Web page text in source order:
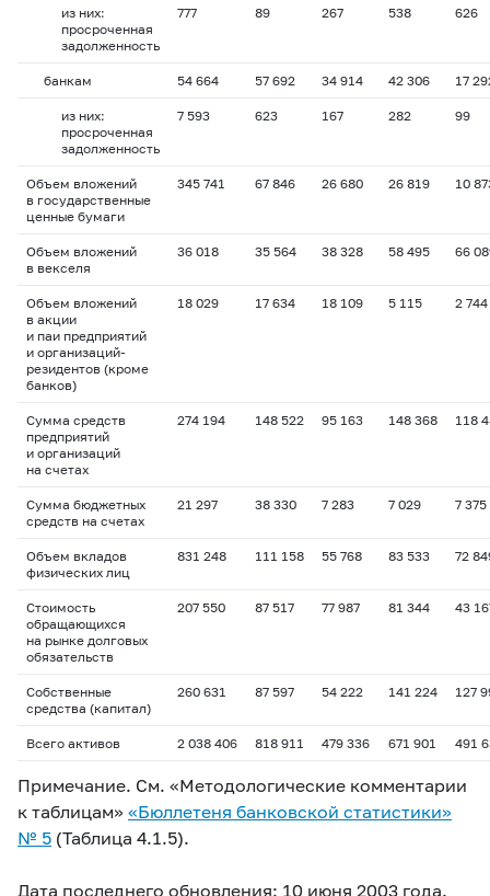
из них:
просроченная
задолженность
777 89 267 538 626
банкам 54 664 57 692 34 914 42 306 17
из них:
просроченная
задолженность
7 593 623 167 282 99
Объем вложений
в государственные
ценные бумаги
345 741 67 846 26 680 26 819 10
Объем вложений
в векселя
36 018 35 564 38 328 58 495 66
Объем вложений
в акции
и паи предприятий
и организаций-
резидентов (кроме
банков)
18 029 17 634 18 109 5 115 2 744
Сумма средств
предприятий
и организаций
на счетах
274 194 148 522 95 163 148 368 118
Сумма бюджетных
средств на счетах
21 297 38 330 7 283 7 029 7 375
Объем вкладов
физических лиц
831 248 111 158 55 768 83 533 72
Стоимость
обращающихся
на рынке долговых
обязательств
207 550 87 517 77 987 81 344 43
Собственные
средства (капитал)
260 631 87 597 54 222 141 224 127
Всего активов 2 038 406 818 911 479 336 671 901 491
Примечание. См. «Методологические комментарии
к таблицам» «Бюллетеня банковской статистики»
№ 5 (Таблица 4.1.5).
Дата последнего обновления: 10 июня 2003 года.